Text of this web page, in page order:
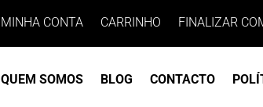
MINHA CONTA CARRINHO FINALIZAR
QUEM SOMOS BLOG CONTACTO